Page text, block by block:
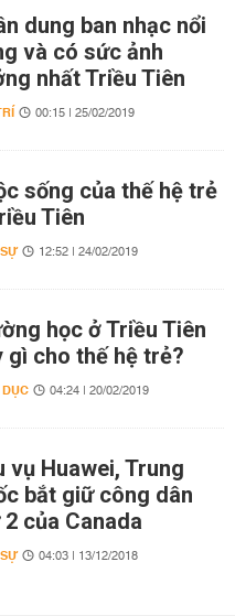
dung ban nhạc nổi
và có sức ảnh
nhất Triều Tiên
00:15 | 25/02/2019
sống của thế hệ trẻ
Tiên
12:52 | 24/02/2019
học ở Triều Tiên
gì cho thế hệ trẻ?
04:24 | 20/02/2019
vụ Huawei, Trung
bắt giữ công dân
của Canada
04:03 | 13/12/2018